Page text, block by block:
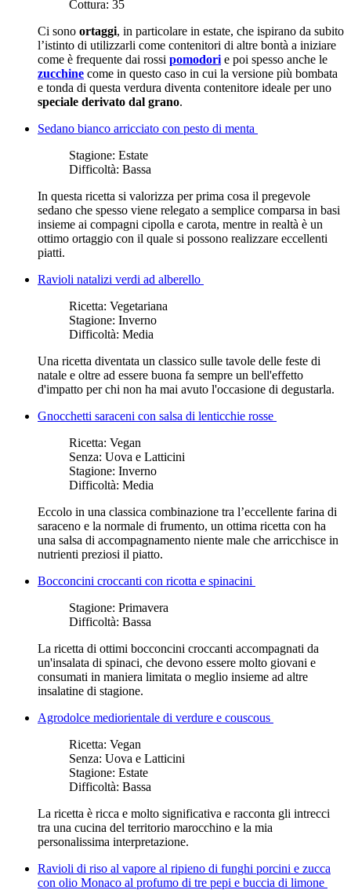
Cottura: 35
Ci sono ortaggi, in particolare in estate, che ispirano da subito
l’istinto di utilizzarli come contenitori di altre bontà a iniziare
come è frequente dai rossi pomodori e poi spesso anche le
zucchine come in questo caso in cui la versione più bombata
e tonda di questa verdura diventa contenitore ideale per uno
speciale derivato dal grano.
Sedano bianco arricciato con pesto di menta
Stagione: Estate
Difficoltà: Bassa
In questa ricetta si valorizza per prima cosa il pregevole
sedano che spesso viene relegato a semplice comparsa in basi
insieme ai compagni cipolla e carota, mentre in realtà è un
ottimo ortaggio con il quale si possono realizzare eccellenti
piatti.
Ravioli natalizi verdi ad alberello
Ricetta: Vegetariana
Stagione: Inverno
Difficoltà: Media
Una ricetta diventata un classico sulle tavole delle feste di
natale e oltre ad essere buona fa sempre un bell'effetto
d'impatto per chi non ha mai avuto l'occasione di degustarla.
Gnocchetti saraceni con salsa di lenticchie rosse
Ricetta: Vegan
Senza: Uova e Latticini
Stagione: Inverno
Difficoltà: Media
Eccolo in una classica combinazione tra l’eccellente farina di
saraceno e la normale di frumento, un ottima ricetta con ha
una salsa di accompagnamento niente male che arricchisce in
nutrienti preziosi il piatto.
Bocconcini croccanti con ricotta e spinacini
Stagione: Primavera
Difficoltà: Bassa
La ricetta di ottimi bocconcini croccanti accompagnati da
un'insalata di spinaci, che devono essere molto giovani e
consumati in maniera limitata o meglio insieme ad altre
insalatine di stagione.
Agrodolce mediorientale di verdure e couscous
Ricetta: Vegan
Senza: Uova e Latticini
Stagione: Estate
Difficoltà: Bassa
La ricetta è ricca e molto significativa e racconta gli intrecci
tra una cucina del territorio marocchino e la mia
personalissima interpretazione.
Ravioli di riso al vapore al ripieno di funghi porcini e zucca
con olio Monaco al profumo di tre pepi e buccia di limone